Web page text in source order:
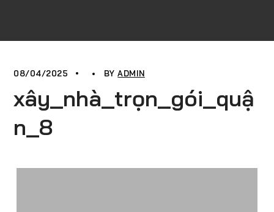
08/04/2025 BYADMIN
xây_nhà_trọn_gói_quậ
n_8